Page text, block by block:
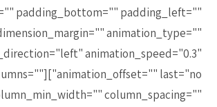
padding_bottom="" padding_left=""
animation_type=""
animation_speed="0.3"
columns=""
column_spacing=""